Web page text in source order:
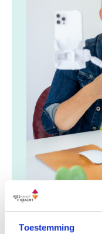
Toestemming